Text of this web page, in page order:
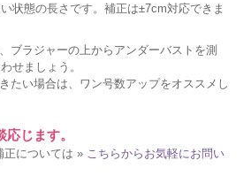
状態の長さです。補正は±7cm対応できま
ブラジャーの上からアンダーバストを測
せましょう。
たい場合は、ワン号数アップをオススメし
じます。
については » こちらからお気軽にお問い